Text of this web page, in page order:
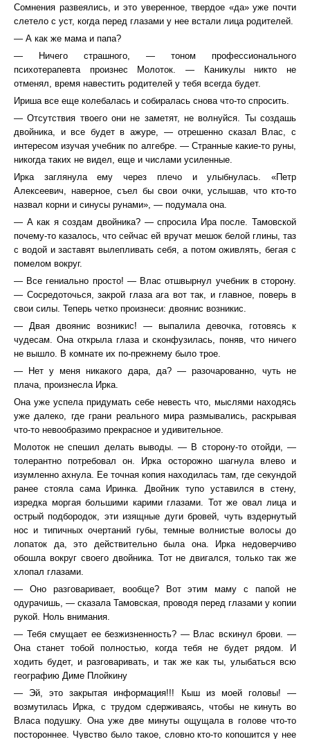
Сомнения развеялись, и это уверенное, твердое «да» уже почти
слетело с уст, когда перед глазами у нее встали лица родителей.
— А как же мама и папа?
— Ничего страшного, — тоном профессионального
психотерапевта произнес Молоток. — Каникулы никто не
отменял, время навестить родителей у тебя всегда будет.
Ириша все еще колебалась и собиралась снова что-то спросить.
— Отсутствия твоего они не заметят, не волнуйся. Ты создашь
двойника, и все будет в ажуре, — отрешенно сказал Влас, с
интересом изучая учебник по алгебре. — Странные какие-то руны,
никогда таких не видел, еще и числами усиленные.
Ирка заглянула ему через плечо и улыбнулась. «Петр
Алексеевич, наверное, съел бы свои очки, услышав, что кто-то
назвал корни и синусы рунами», — подумала она.
— А как я создам двойника? — спросила Ира после. Тамовской
почему-то казалось, что сейчас ей вручат мешок белой глины, таз
с водой и заставят вылепливать себя, а потом оживлять, бегая с
помелом вокруг.
— Все гениально просто! — Влас отшвырнул учебник в сторону.
— Сосредоточься, закрой глаза ага вот так, и главное, поверь в
свои силы. Теперь четко произнеси: двоянис возникис.
— Двая двоянис возникис! — выпалила девочка, готовясь к
чудесам. Она открыла глаза и сконфузилась, поняв, что ничего
не вышло. В комнате их по-прежнему было трое.
— Нет у меня никакого дара, да? — разочарованно, чуть не
плача, произнесла Ирка.
Она уже успела придумать себе невесть что, мыслями находясь
уже далеко, где грани реального мира размывались, раскрывая
что-то невообразимо прекрасное и удивительное.
Молоток не спешил делать выводы. — В сторону-то отойди, —
толерантно потребовал он. Ирка осторожно шагнула влево и
изумленно ахнула. Ее точная копия находилась там, где секундой
ранее стояла сама Иринка. Двойник тупо уставился в стену,
изредка моргая большими карими глазами. Тот же овал лица и
острый подбородок, эти изящные дуги бровей, чуть вздернутый
нос и типичных очертаний губы, темные волнистые волосы до
лопаток да, это действительно была она. Ирка недоверчиво
обошла вокруг своего двойника. Тот не двигался, только так же
хлопал глазами.
— Оно разговаривает, вообще? Вот этим маму с папой не
одурачишь, — сказала Тамовская, проводя перед глазами у копии
рукой. Ноль внимания.
— Тебя смущает ее безжизненность? — Влас вскинул брови. —
Она станет тобой полностью, когда тебя не будет рядом. И
ходить будет, и разговаривать, и так же как ты, улыбаться всю
географию Диме Плойкину
— Эй, это закрытая информация!!! Кыш из моей головы! —
возмутилась Ирка, с трудом сдерживаясь, чтобы не кинуть во
Власа подушку. Она уже две минуты ощущала в голове что-то
постороннее. Чувство было такое, словно кто-то копошится у нее